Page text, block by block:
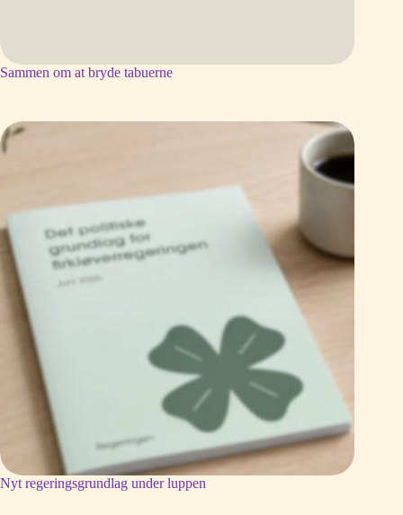
Sammen om at bryde tabuerne
Nyt regeringsgrundlag under luppen